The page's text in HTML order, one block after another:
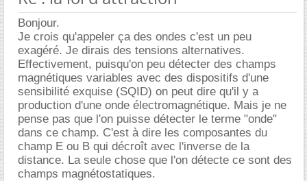
Bonjour.
Je crois qu'appeler ça des ondes c'est un peu
exagéré. Je dirais des tensions alternatives.
Effectivement, puisqu'on peu détecter des champs
magnétiques variables avec des dispositifs d'une
sensibilité exquise (SQID) on peut dire qu'il y a
production d'une onde électromagnétique. Mais je ne
pense pas que l'on puisse détecter le terme "onde"
dans ce champ. C'est à dire les composantes du
champ E ou B qui décroît avec l'inverse de la
distance. La seule chose que l'on détecte ce sont des
champs magnétostatiques.